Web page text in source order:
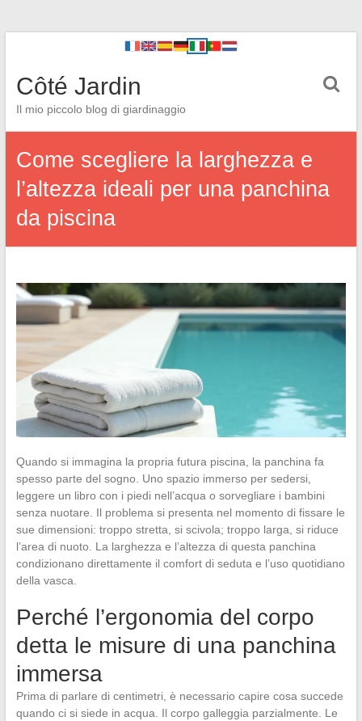
Côté Jardin
Il mio piccolo blog di giardinaggio
Come scegliere la larghezza e
l’altezza ideali per una panchina
da piscina
Quando si immagina la propria futura piscina, la panchina fa
spesso parte del sogno. Uno spazio immerso per sedersi,
leggere un libro con i piedi nell’acqua o sorvegliare i bambini
senza nuotare. Il problema si presenta nel momento di fissare le
sue dimensioni: troppo stretta, si scivola; troppo larga, si riduce
l’area di nuoto. La larghezza e l’altezza di questa panchina
condizionano direttamente il comfort di seduta e l’uso quotidiano
della vasca.
Perché l’ergonomia del corpo
detta le misure di una panchina
immersa
Prima di parlare di centimetri, è necessario capire cosa succede
quando ci si siede in acqua. Il corpo galleggia parzialmente. Le